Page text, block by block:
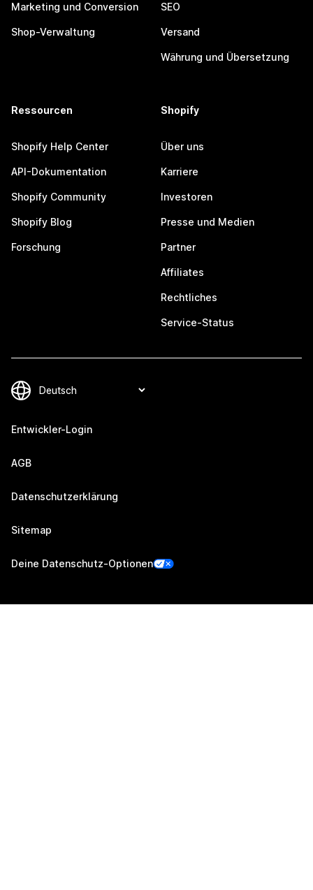
Marketing und Conversion
Shop-Verwaltung
SEO
Versand
Währung und Übersetzung
Ressourcen
Shopify Help Center
API-Dokumentation
Shopify Community
Shopify Blog
Forschung
Shopify
Über uns
Karriere
Investoren
Presse und Medien
Partner
Affiliates
Rechtliches
Service-Status
Entwickler-Login
AGB
Datenschutzerklärung
Sitemap
Deine Datenschutz-Optionen